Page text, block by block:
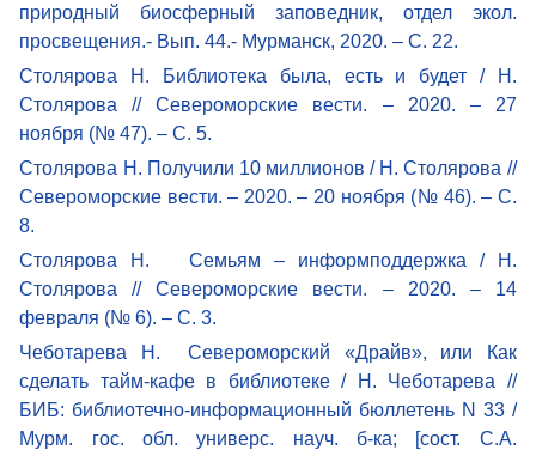
природный биосферный заповедник, отдел экол.
просвещения.- Вып. 44.- Мурманск, 2020. – С. 22.
Столярова Н. Библиотека была, есть и будет / Н.
Столярова // Североморские вести. – 2020. – 27
ноября (№ 47). – С. 5.
Столярова Н. Получили 10 миллионов / Н. Столярова //
Североморские вести. – 2020. – 20 ноября (№ 46). – С.
8.
Столярова Н. Семьям – информподдержка / Н.
Столярова // Североморские вести. – 2020. – 14
февраля (№ 6). – С. 3.
Чеботарева Н. Североморский «Драйв», или Как
сделать тайм-кафе в библиотеке / Н. Чеботарева //
БИБ: библиотечно-информационный бюллетень N 33 /
Мурм. гос. обл. универс. науч. б-ка; [сост. С.А.